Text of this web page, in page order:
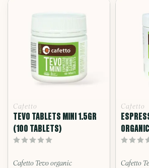
Cafetto
TEVO TABLETS MINI 1.5GR
(100 TABLETS)
Cafetto Tevo organic
Cafetto
Cafetto